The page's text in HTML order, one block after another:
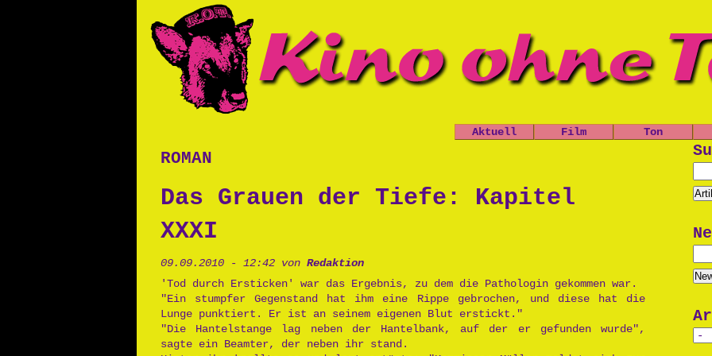
Aktuell
Shop
Film
Dokumentatio
n
Unsinn
Käseburg
Ton
roman
Das Grauen der Tiefe: Kapitel
XXXI
09.09.2010 - 12:42 von Redaktion
'Tod durch Ersticken' war das Ergebnis, zu dem die Pathologin gekommen war.
"Ein stumpfer Gegenstand hat ihm eine Rippe gebrochen, und diese hat die
Lunge punktiert. Er ist an seinem eigenen Blut erstickt."
"Die Hantelstange lag neben der Hantelbank, auf der er gefunden wurde",
sagte ein Beamter, der neben ihr stand.